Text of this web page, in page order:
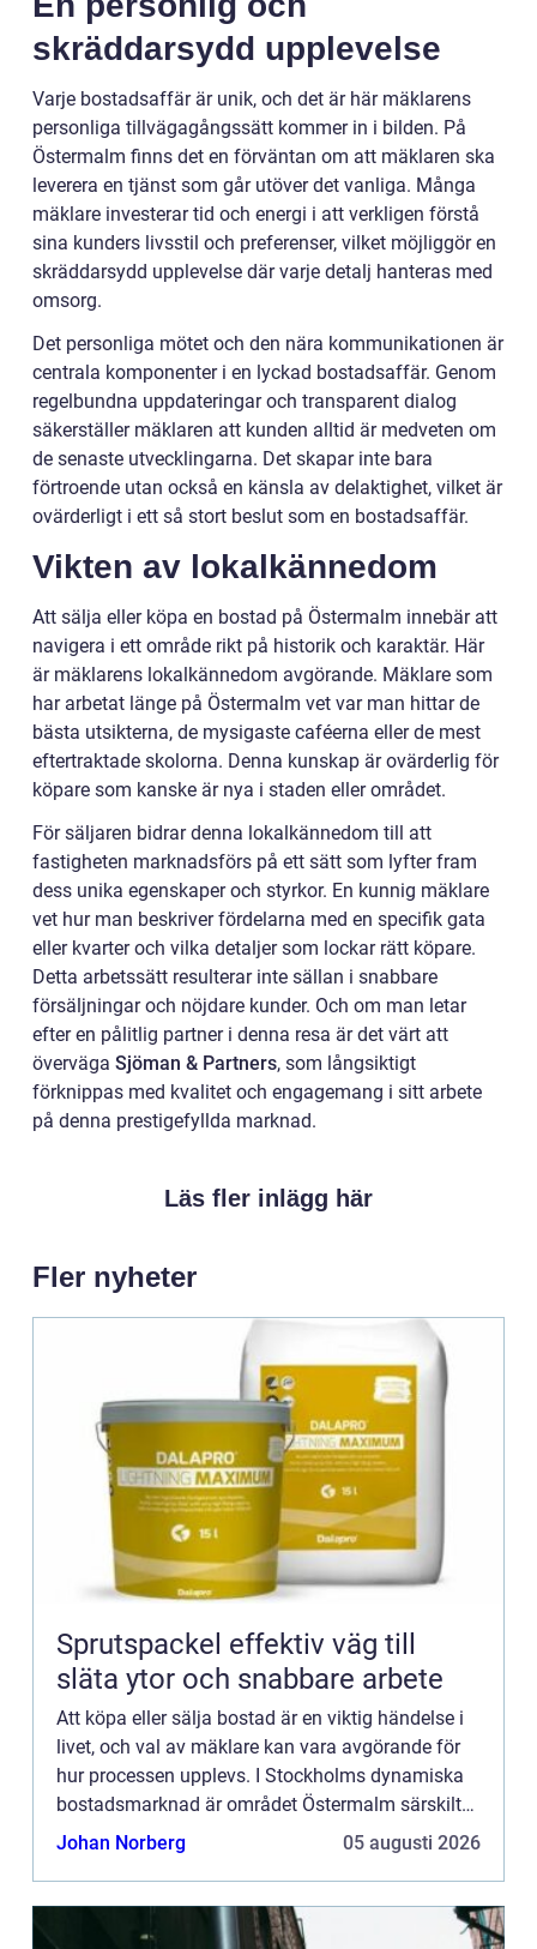
skräddarsydd upplevelse
Varje bostadsaffär är unik, och det är här mäklarens
personliga tillvägagångssätt kommer in i bilden. På
Östermalm finns det en förväntan om att mäklaren ska
leverera en tjänst som går utöver det vanliga. Många
mäklare investerar tid och energi i att verkligen förstå
sina kunders livsstil och preferenser, vilket möjliggör en
skräddarsydd upplevelse där varje detalj hanteras med
omsorg.
Det personliga mötet och den nära kommunikationen är
centrala komponenter i en lyckad bostadsaffär. Genom
regelbundna uppdateringar och transparent dialog
säkerställer mäklaren att kunden alltid är medveten om
de senaste utvecklingarna. Det skapar inte bara
förtroende utan också en känsla av delaktighet, vilket är
ovärderligt i ett så stort beslut som en bostadsaffär.
Vikten av lokalkännedom
Att sälja eller köpa en bostad på Östermalm innebär att
navigera i ett område rikt på historik och karaktär. Här
är mäklarens lokalkännedom avgörande. Mäklare som
har arbetat länge på Östermalm vet var man hittar de
bästa utsikterna, de mysigaste caféerna eller de mest
eftertraktade skolorna. Denna kunskap är ovärderlig för
köpare som kanske är nya i staden eller området.
För säljaren bidrar denna lokalkännedom till att
fastigheten marknadsförs på ett sätt som lyfter fram
dess unika egenskaper och styrkor. En kunnig mäklare
vet hur man beskriver fördelarna med en specifik gata
eller kvarter och vilka detaljer som lockar rätt köpare.
Detta arbetssätt resulterar inte sällan i snabbare
försäljningar och nöjdare kunder. Och om man letar
efter en pålitlig partner i denna resa är det värt att
överväga Sjöman & Partners, som långsiktigt
förknippas med kvalitet och engagemang i sitt arbete
på denna prestigefyllda marknad.
Läs fler inlägg här
Fler nyheter
Sprutspackel effektiv väg till
släta ytor och snabbare arbete
Att köpa eller sälja bostad är en viktig händelse i
livet, och val av mäklare kan vara avgörande för
hur processen upplevs. I Stockholms dynamiska
bostadsmarknad är området Östermalm särskilt
k&...
Johan Norberg 05 augusti 2026